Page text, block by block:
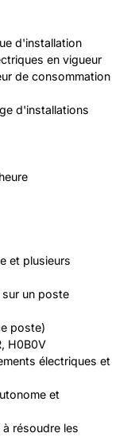
d'installation
en vigueur
de consommation
d'installations
et plusieurs
un poste
poste)
H0B0V
électriques et
et
résoudre les